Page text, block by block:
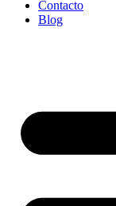
Contacto
Blog